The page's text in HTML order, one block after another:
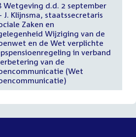
Wetgeving d.d. 2 september
J. Klijnsma, staatssecretaris
Zaken en
Wijziging van de
en de Wet verplichte
in verband
van de
(Wet